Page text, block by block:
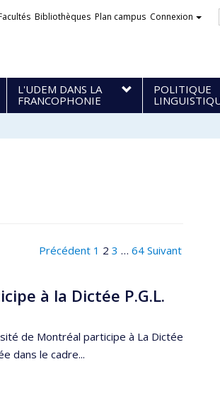
Bibliothèques Plan campus Connexion
L'UDEM DANS LA
FRANCOPHONIE
POLITIQUE
Précédent 1 2 3 … 64 Suivant
à la Dictée P.G.L.
de Montréal participe à La Dictée
dans le cadre...